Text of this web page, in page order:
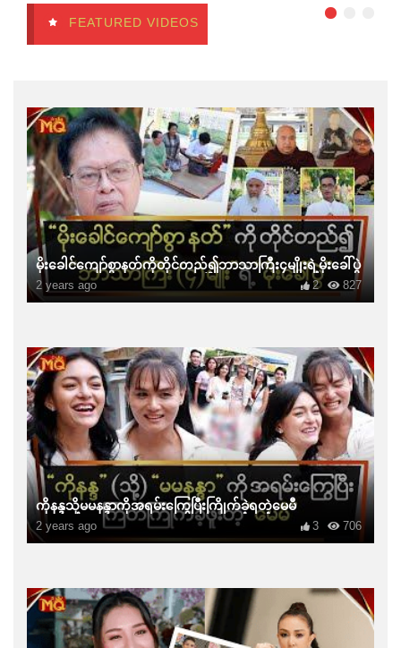
FEATURED VIDEOS
မိုးခေါင်ကျော်စွာနတ်ကိုတိုင်တည်၍ဘာသာကြီး၄မျိုးရဲ့မိုးခေါ်ပွဲ
2 years ago 827
2
ကိုနန္ဒသို့မမနန္ဒာကိုအရမ်းကြွေပြီးကြိုက်ခဲ့ရတဲ့မေမီ
2 years ago 706
3